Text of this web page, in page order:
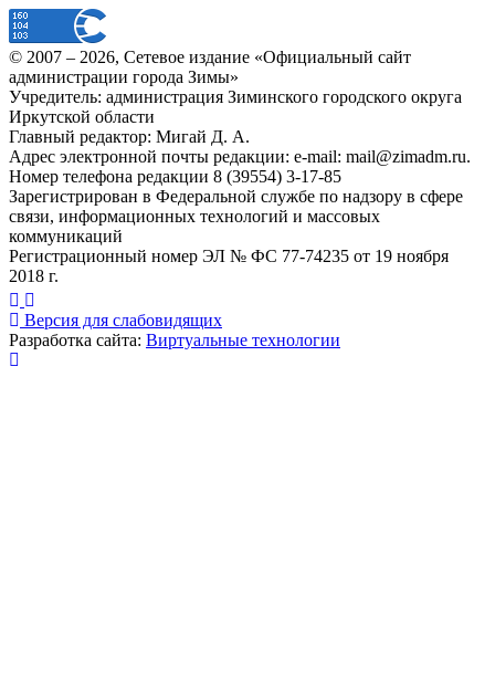
© 2007 – 2026, Сетевое издание «Официальный сайт
администрации города Зимы»
Учредитель: администрация Зиминского городского округа
Иркутской области
Главный редактор: Мигай Д. А.
Адрес электронной почты редакции: e-mail: mail@zimadm.ru.
Номер телефона редакции 8 (39554) 3-17-85
Зарегистрирован в Федеральной службе по надзору в сфере
связи, информационных технологий и массовых
коммуникаций
Регистрационный номер ЭЛ № ФС 77-74235 от 19 ноября
2018 г.
Версия для слабовидящих
Разработка сайта: Виртуальные технологии